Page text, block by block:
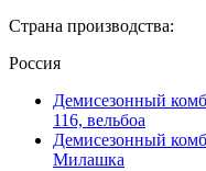
Страна производства:
Россия
Демисезонный
116, вельбоа
Демисезонный
Милашка